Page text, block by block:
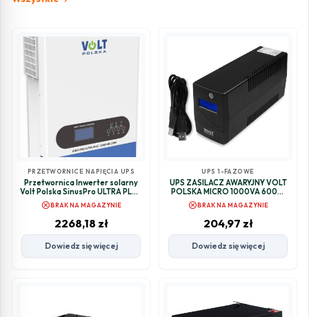
PRZETWORNICE NAPIĘCIA UPS
Przetwornica Inwerter solarny
Volt Polska SinusPro ULTRA PLUS
12000 48/230V (6200/12000W)
Wi-Fi + 120A MPPT (60-500V)
cancelBRAK NA MAGAZYNIE
2268,18 zł
Dowiedz się więcej
UPS 1-FAZOWE
UPS ZASILACZ AWARYJNY VOLT
POLSKA MICRO 1000VA 600W
1x9ah
cancelBRAK NA MAGAZYNIE
204,97 zł
Dowiedz się więcej